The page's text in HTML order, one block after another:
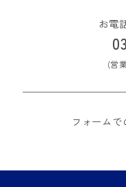
お電
(営
フォームで